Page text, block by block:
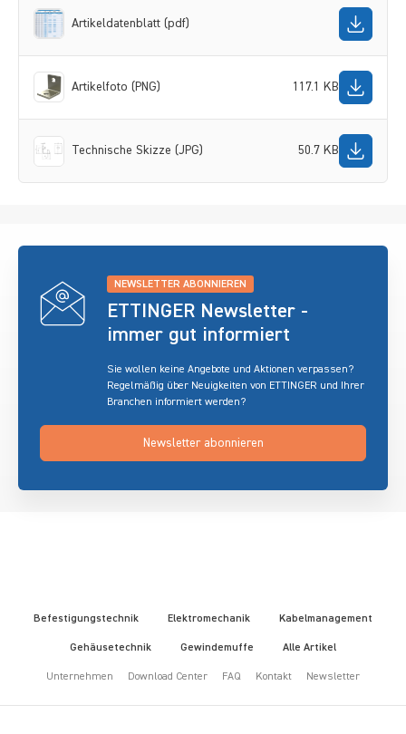
Artikeldatenblatt (pdf)
Artikelfoto (PNG) 117.1 KB
Technische Skizze (JPG) 50.7 KB
NEWSLETTER ABONNIEREN
ETTINGER Newsletter -
immer gut informiert
Sie wollen keine Angebote und Aktionen verpassen?
Regelmäßig über Neuigkeiten von ETTINGER und Ihrer
Branchen informiert werden?
Newsletter abonnieren
Befestigungstechnik Elektromechanik Kabelmanagement
Gehäusetechnik Gewindemuffe Alle Artikel
Unternehmen Download Center FAQ Kontakt Newsletter